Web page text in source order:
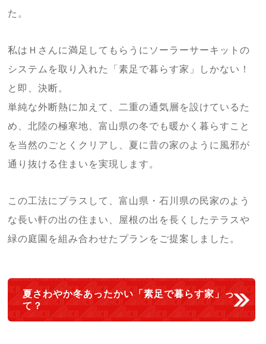
た。
私はＨさんに満足してもらうにソーラーサーキットの
システムを取り入れた「素足で暮らす家」しかない！
と即、決断。
単純な外断熱に加えて、二重の通気層を設けているた
め、北陸の極寒地、富山県の冬でも暖かく暮らすこと
を当然のごとくクリアし、夏に昔の家のように風邪が
通り抜ける住まいを実現します。
この工法にプラスして、富山県・石川県の民家のよう
な長い軒の出の住まい、屋根の出を長くしたテラスや
緑の庭園を組み合わせたプランをご提案しました。
夏さわやか冬あったかい「素足で暮らす家」っ
て？